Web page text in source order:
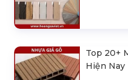
Top 20+
Hiện Nay